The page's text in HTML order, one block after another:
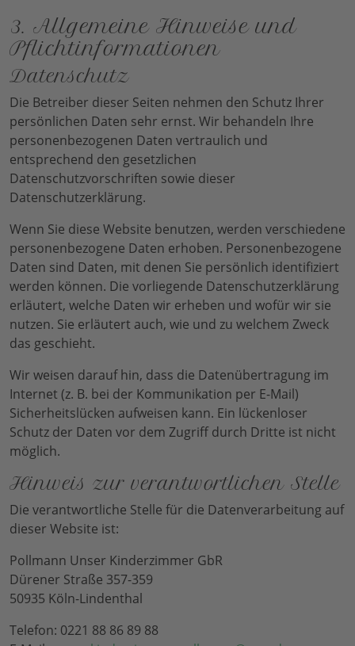
3. Allgemeine Hinweise und
Pflicht­informationen
Datenschutz
Die Betreiber dieser Seiten nehmen den Schutz Ihrer
persönlichen Daten sehr ernst. Wir behandeln Ihre
personenbezogenen Daten vertraulich und
entsprechend den gesetzlichen
Datenschutzvorschriften sowie dieser
Datenschutzerklärung.
Wenn Sie diese Website benutzen, werden verschiedene
personenbezogene Daten erhoben. Personenbezogene
Daten sind Daten, mit denen Sie persönlich identifiziert
werden können. Die vorliegende Datenschutzerklärung
erläutert, welche Daten wir erheben und wofür wir sie
nutzen. Sie erläutert auch, wie und zu welchem Zweck
das geschieht.
Wir weisen darauf hin, dass die Datenübertragung im
Internet (z. B. bei der Kommunikation per E-Mail)
Sicherheitslücken aufweisen kann. Ein lückenloser
Schutz der Daten vor dem Zugriff durch Dritte ist nicht
möglich.
Hinweis zur verantwortlichen Stelle
Die verantwortliche Stelle für die Datenverarbeitung auf
dieser Website ist:
Pollmann Unser Kinderzimmer GbR
Dürener Straße 357-359
50935 Köln-Lindenthal
Telefon: 0221 88 86 89 88